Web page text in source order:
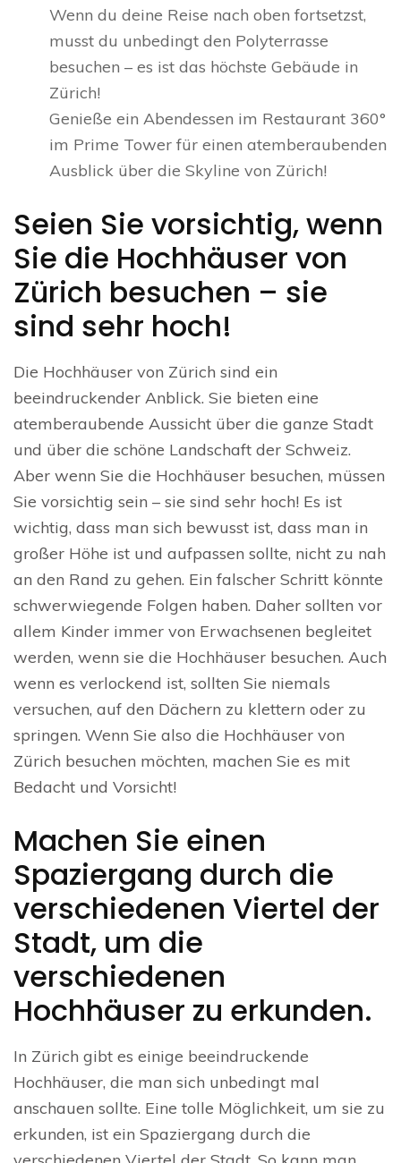
Wenn du deine Reise nach oben fortsetzst,
musst du unbedingt den Polyterrasse
besuchen – es ist das höchste Gebäude in
Zürich!
Genieße ein Abendessen im Restaurant 360°
im Prime Tower für einen atemberaubenden
Ausblick über die Skyline von Zürich!
Seien Sie vorsichtig, wenn
Sie die Hochhäuser von
Zürich besuchen – sie
sind sehr hoch!
Die Hochhäuser von Zürich sind ein
beeindruckender Anblick. Sie bieten eine
atemberaubende Aussicht über die ganze Stadt
und über die schöne Landschaft der Schweiz.
Aber wenn Sie die Hochhäuser besuchen, müssen
Sie vorsichtig sein – sie sind sehr hoch! Es ist
wichtig, dass man sich bewusst ist, dass man in
großer Höhe ist und aufpassen sollte, nicht zu nah
an den Rand zu gehen. Ein falscher Schritt könnte
schwerwiegende Folgen haben. Daher sollten vor
allem Kinder immer von Erwachsenen begleitet
werden, wenn sie die Hochhäuser besuchen. Auch
wenn es verlockend ist, sollten Sie niemals
versuchen, auf den Dächern zu klettern oder zu
springen. Wenn Sie also die Hochhäuser von
Zürich besuchen möchten, machen Sie es mit
Bedacht und Vorsicht!
Machen Sie einen
Spaziergang durch die
verschiedenen Viertel der
Stadt, um die
verschiedenen
Hochhäuser zu erkunden.
In Zürich gibt es einige beeindruckende
Hochhäuser, die man sich unbedingt mal
anschauen sollte. Eine tolle Möglichkeit, um sie zu
erkunden, ist ein Spaziergang durch die